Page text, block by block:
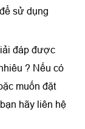
sử dụng
đáp được
? Nếu có
muốn đặt
hãy liên hệ